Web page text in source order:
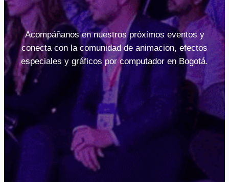
Acompáñanos en nuestros próximos eventos y
conecta con la comunidad de animacion, efectos
especiales y gráficos por computador en Bogotá.